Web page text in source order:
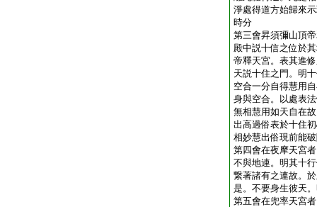
淨處得道方始歸來
時分
第三會昇須彌山頂
殿中説十信之位於
帝釋天宮。表其進
天説十住之門。明
空合一分自得慧用
身與空合。以處表
無相慧用如天自在
出高過俗表於十住
相妙慧出俗現前能
第四會在夜摩天宮
不與地連。明其十
繋著諸有之連故。
是。不要身生彼天
第五會在兜率天宮